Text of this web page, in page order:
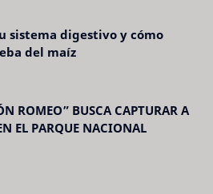
sistema digestivo y cómo
del maíz
ROMEO” BUSCA CAPTURAR A
EL PARQUE NACIONAL